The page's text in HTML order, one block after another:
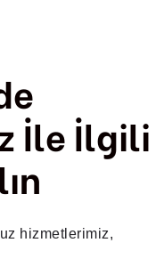
İle İlgili
hizmetlerimiz,